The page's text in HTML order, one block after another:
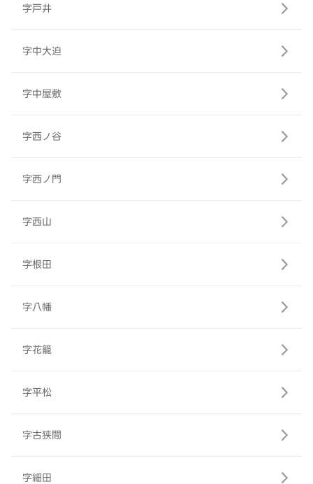
字戸井
字中大迫
字中屋敷
字西ノ谷
字西ノ門
字西山
字根田
字八幡
字花籠
字平松
字古狭間
字細田